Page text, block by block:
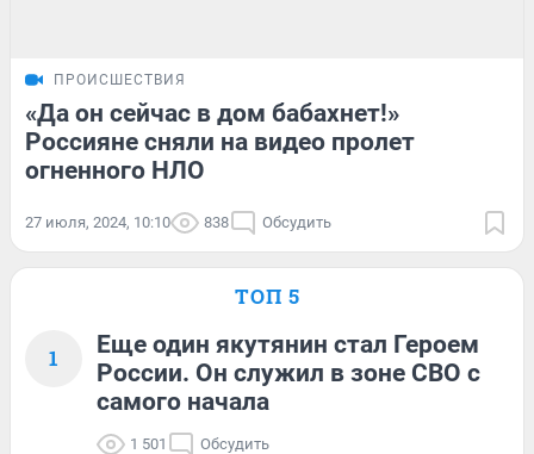
ПРОИСШЕСТВИЯ
«Да он сейчас в дом бабахнет!»
Россияне сняли на видео пролет
огненного НЛО
27 июля, 2024, 10:10 838 Обсудить
ТОП 5
1
Еще один якутянин стал Героем
России. Он служил в зоне СВО с
самого начала
1 501 Обсудить